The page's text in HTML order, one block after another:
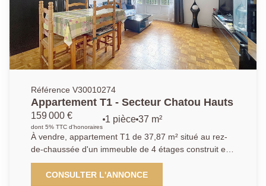
Référence V30010274
Appartement T1 - Secteur Chatou Hauts
159 000 €
dont 5% TTC d'honoraires
1 pièce 37 m²
À vendre, appartement T1 de 37,87 m² situé au rez-
de-chaussée d'un immeuble de 4 étages construit en
1960, dans le secteur prisé de Chatou Hauts, exposé
à l'ouest. Ce bien sécurisé comprend une cuisine
CONSULTER L'ANNONCE